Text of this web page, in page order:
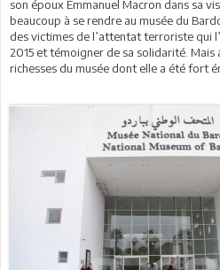
son époux Emmanuel Macron dans sa
beaucoup à se rendre au musée du
des victimes de l’attentat terroriste qui
2015 et témoigner de sa solidarité. Mais
richesses du musée dont elle a été fort